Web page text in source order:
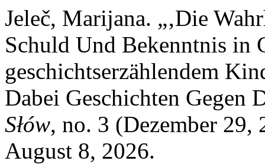
Jeleč, Marijana. „‚Die
Schuld Und Bekenntnis in
geschichtserzählendem
Dabei Geschichten Gegen
Słów, no. 3 (Dezember
August 8, 2026.